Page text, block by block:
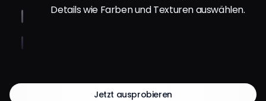
Jetzt ausprobieren